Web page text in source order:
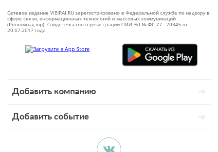
Сетевое издание VIBIRAI.RU зарегистрировано в Федеральной службе по надзору в
сфере связи, информационных технологий и массовых коммуникаций
(Роскомнадзор). Свидетельство о регистрации СМИ ЭЛ № ФС 77 - 70345 от
20.07.2017 года
Добавить компанию
Добавить событие